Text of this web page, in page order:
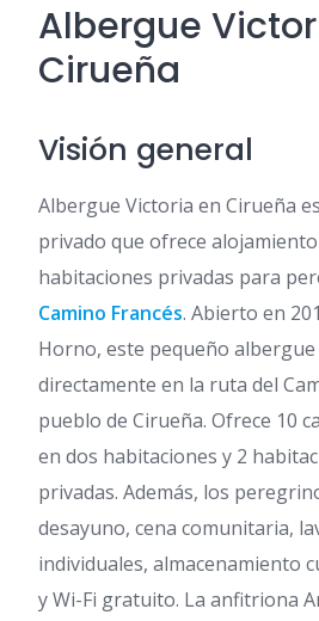
Albergue
Cirueña
Visión general
Albergue Victoria en Cirueña
privado que ofrece
habitaciones privadas para
Camino Francés. Abierto en
Horno, este pequeño
directamente en la ruta del
pueblo de Cirueña. Ofrece 10
en dos habitaciones y 2
privadas. Además, los
desayuno, cena comunitaria,
individuales, almacenamiento
y Wi-Fi gratuito. La anfitriona